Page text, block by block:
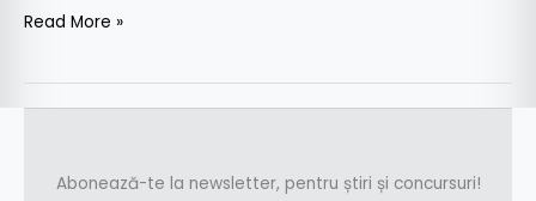
Read More »
Abonează-te la newsletter, pentru știri și concursuri!